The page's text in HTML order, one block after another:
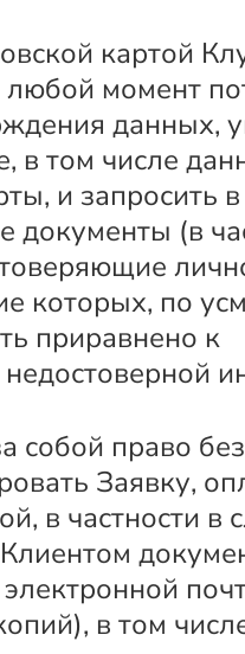
картой
момент
данных,
в том числе
и запросить в
(в
которых, по
приравнено к
собой право
Заявку,
в частности в
в том